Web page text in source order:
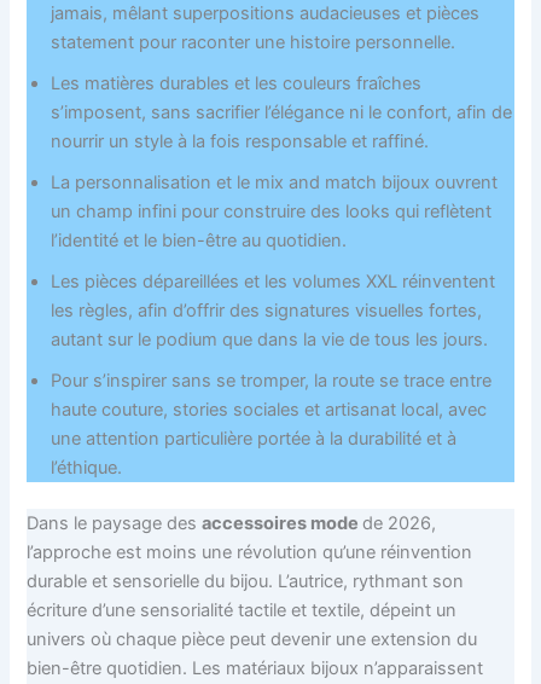
jamais, mêlant superpositions audacieuses et pièces
statement pour raconter une histoire personnelle.
Les matières durables et les couleurs fraîches
s’imposent, sans sacrifier l’élégance ni le confort, afin de
nourrir un style à la fois responsable et raffiné.
La personnalisation et le mix and match bijoux ouvrent
un champ infini pour construire des looks qui reflètent
l’identité et le bien-être au quotidien.
Les pièces dépareillées et les volumes XXL réinventent
les règles, afin d’offrir des signatures visuelles fortes,
autant sur le podium que dans la vie de tous les jours.
Pour s’inspirer sans se tromper, la route se trace entre
haute couture, stories sociales et artisanat local, avec
une attention particulière portée à la durabilité et à
l’éthique.
Dans le paysage desaccessoires mode de 2026,
l’approche est moins une révolution qu’une réinvention
durable et sensorielle du bijou. L’autrice, rythmant son
écriture d’une sensorialité tactile et textile, dépeint un
univers où chaque pièce peut devenir une extension du
bien-être quotidien. Les matériaux bijoux n’apparaissent